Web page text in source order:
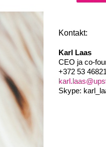
Kontakt:
Karl Laas
CEO ja co-
+372 53
Skype: